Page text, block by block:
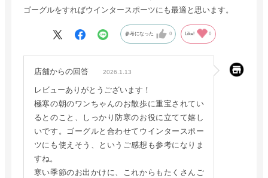
ゴーグルをすればウインタースポーツにも最適と思います。
参考になった 0 Like! 0
店舗からの回答 2026.1.13
レビューありがとうございます！
極寒の朝のワンちゃんのお散歩に重宝されてい
るとのこと、しっかり防寒のお役に立てて嬉し
いです。ゴーグルと合わせてウインタースポー
ツにも使えそう、というご感想も参考になりま
すね。
寒い季節のお出かけに、これからもたくさんご